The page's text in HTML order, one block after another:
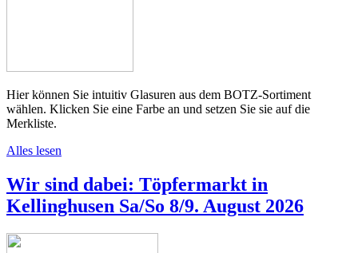
Hier können Sie intuitiv Glasuren aus dem BOTZ-Sortiment
wählen. Klicken Sie eine Farbe an und setzen Sie sie auf die
Merkliste.
Alles lesen
Wir sind dabei: Töpfermarkt in
Kellinghusen Sa/So 8/9. August 2026